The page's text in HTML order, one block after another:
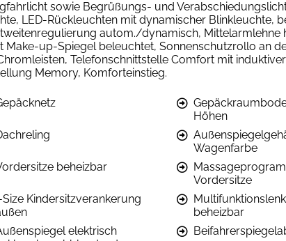
sowie Begrüßungs- und
LED-Rückleuchten mit dynamischer Blinkleuchte,
autom./dynamisch, Mittelarmlehne
up-Spiegel beleuchtet, Sonnenschutzrollo an
Telefonschnittstelle Comfort mit
Memory, Komforteinstieg.
Höhen
Wagenfarbe
beheizbar
Vordersitze
Size Kindersitzverankerung
beheizbar
elektrisch